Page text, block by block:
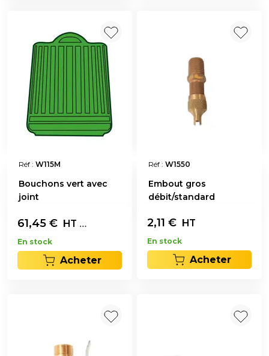
Réf : W115M
Bouchons vert avec
joint
61,45 € HT Les 1000
En stock
Acheter
Réf : W1550
Embout gros
débit/standard
2,11 € HT
En stock
Acheter